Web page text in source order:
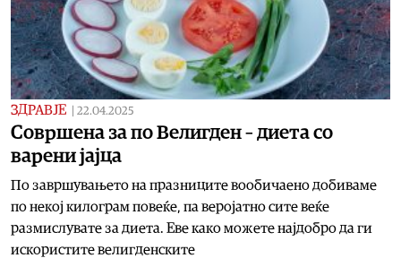
ЗДРАВЈЕ 22.04.2025
Совршена за по Велигден – диета со
варени јајца
По завршувањето на празниците вообичаено добиваме
по некој килограм повеќе, па веројатно сите веќе
размислувате за диета. Еве како можете најдобро да ги
искористите велигденските